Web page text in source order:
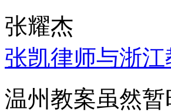
张耀杰
张凯律师与浙
温州教案虽然